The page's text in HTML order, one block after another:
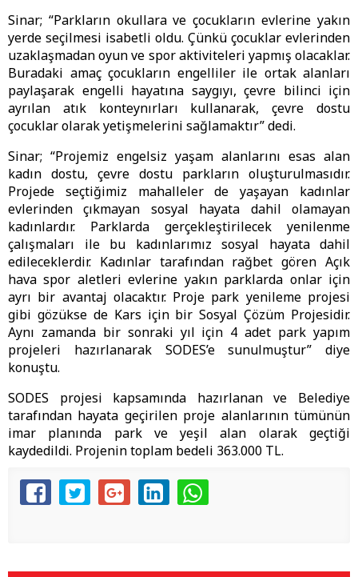
Sinar; “Parkların okullara ve çocukların evlerine yakın
yerde seçilmesi isabetli oldu. Çünkü çocuklar evlerinden
uzaklaşmadan oyun ve spor aktiviteleri yapmış olacaklar.
Buradaki amaç çocukların engelliler ile ortak alanları
paylaşarak engelli hayatına saygıyı, çevre bilinci için
ayrılan atık konteynırları kullanarak, çevre dostu
çocuklar olarak yetişmelerini sağlamaktır” dedi.
Sinar; “Projemiz engelsiz yaşam alanlarını esas alan
kadın dostu, çevre dostu parkların oluşturulmasıdır.
Projede seçtiğimiz mahalleler de yaşayan kadınlar
evlerinden çıkmayan sosyal hayata dahil olamayan
kadınlardır. Parklarda gerçekleştirilecek yenilenme
çalışmaları ile bu kadınlarımız sosyal hayata dahil
edileceklerdir. Kadınlar tarafından rağbet gören Açık
hava spor aletleri evlerine yakın parklarda onlar için
ayrı bir avantaj olacaktır. Proje park yenileme projesi
gibi gözükse de Kars için bir Sosyal Çözüm Projesidir.
Aynı zamanda bir sonraki yıl için 4 adet park yapım
projeleri hazırlanarak SODES’e sunulmuştur” diye
konuştu.
SODES projesi kapsamında hazırlanan ve Belediye
tarafından hayata geçirilen proje alanlarının tümünün
imar planında park ve yeşil alan olarak geçtiği
kaydedildi. Projenin toplam bedeli 363.000 TL.